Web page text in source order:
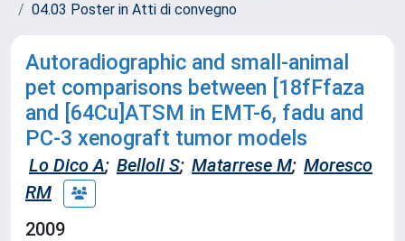
04.03 Poster in Atti di convegno
Autoradiographic and small-animal
pet comparisons between [18fFfaza
and [64Cu]ATSM in EMT-6, fadu and
PC-3 xenograft tumor models
Lo Dico A; Belloli S; Matarrese M; Moresco
RM
2009